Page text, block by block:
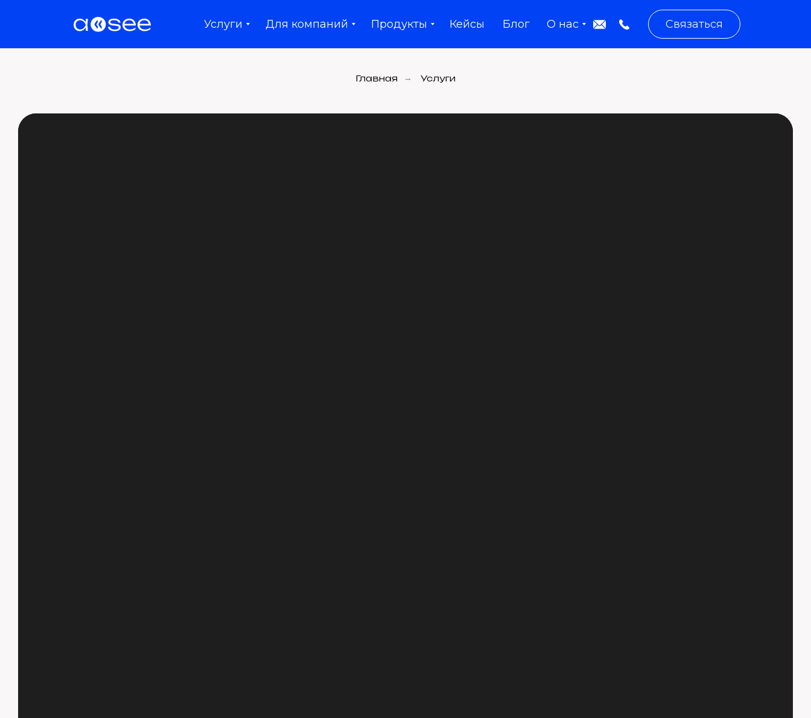
Для компаний
Услуги Продукты О нас
Кейсы Блог Связаться
Главная → Услуги